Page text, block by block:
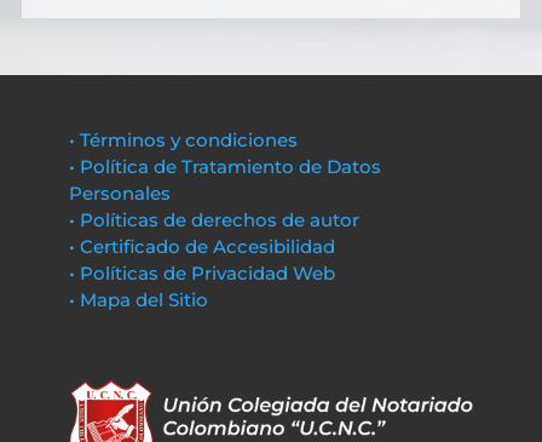
• Términos y condiciones
• Política de Tratamiento de Datos
Personales
• Políticas de derechos de autor
• Certificado de Accesibilidad
• Políticas de Privacidad Web
• Mapa del Sitio